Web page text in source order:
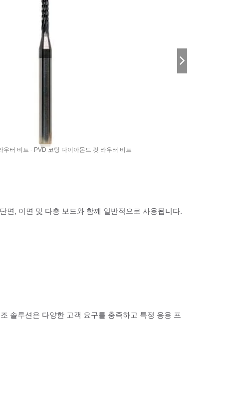
우터 비트 - PVD 코팅 다이아몬드 컷 라우터 비트
면, 이면 및 다층 보드와 함께 일반적으로 사용됩니다.
솔루션은 다양한 고객 요구를 충족하고 특정 응용 프